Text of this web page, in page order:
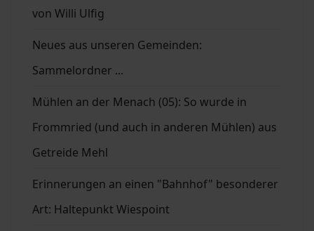
von Willi Ulfig
Neues aus unseren Gemeinden:
Sammelordner ...
Mühlen an der Menach (05): So wurde in
Frommried (und auch in anderen Mühlen) aus
Getreide Mehl
Erinnerungen an einen "Bahnhof" besonderer
Art: Haltepunkt Wiespoint